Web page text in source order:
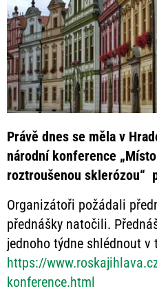
Právě dnes se měla v
národní konference
roztroušenou sklerózou“
Organizátoři požádali
přednášky natočili.
jednoho týdne shlédnout v
https://
konference.html